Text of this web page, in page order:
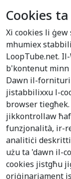
Cookies
Xi cookies li
mhumiex
LoopTube.net.
b'kontenut
Dawn il-
jistabbilixxu l-
browser
jikkontrollaw
funzjonalità, ir-
analitiċi
użu ta 'dawn il-
cookies jistgħu
oriġinarjament